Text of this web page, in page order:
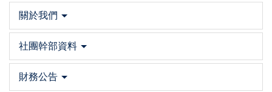
關於我們
社團幹部資料
財務公告